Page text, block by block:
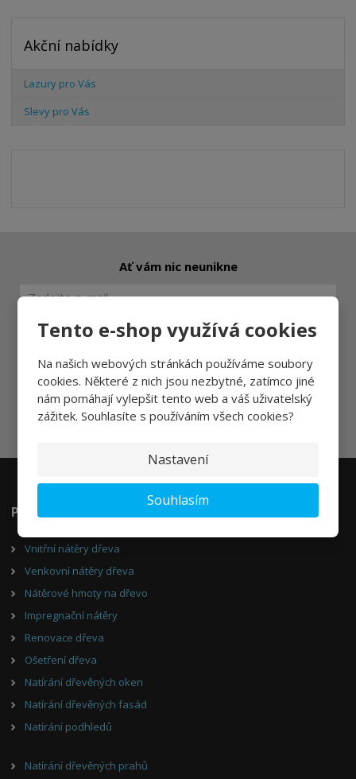
Tento e-shop využívá cookies
Na našich webových stránkách používáme soubory
cookies. Některé z nich jsou nezbytné, zatímco jiné
nám pomáhají vylepšit tento web a váš uživatelský
zážitek. Souhlasíte s používáním všech cookies?
Nastavení
Souhlasím
Akční nabídky
Lazury pro Vás
Slevy pro Vás
Ať vám nic neunikne
Přihlásit
Souhlasím se zpracováním osobních údajů
Poradíme Vám
Vnitřní nátěry dřeva
Venkovní nátěry dřeva
Nátěrové hmoty na dřevo
Impregnační nátěry
Renovace dřeva
Ošetření dřeva
Natírání dřevěných oken
Natírání dřevěných fasád
Natírání podhledů
Natírání dřevěných prahů